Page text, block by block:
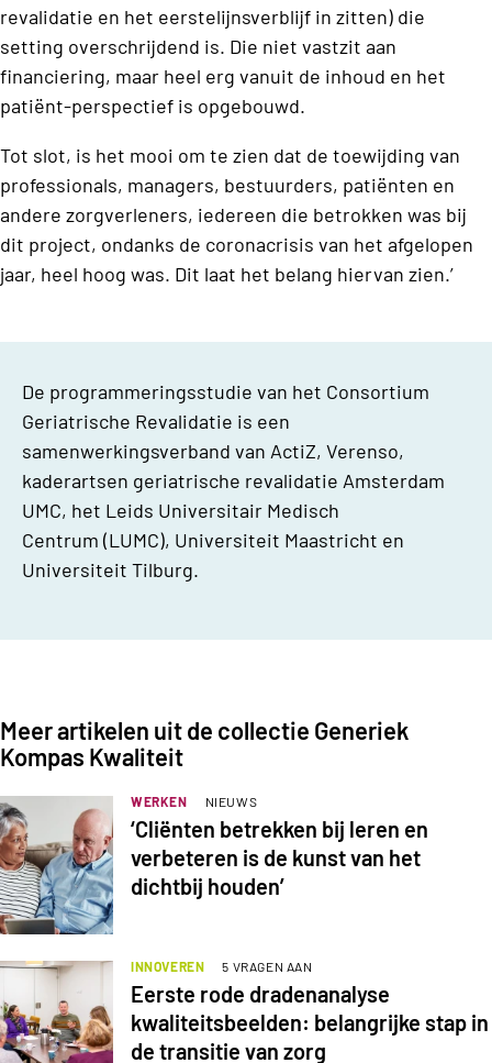
revalidatie en het eerstelijnsverblijf in zitten) die
setting overschrijdend is. Die niet vastzit aan
financiering, maar heel erg vanuit de inhoud en het
patiënt-perspectief is opgebouwd.
Tot slot, is het mooi om te zien dat de toewijding van
professionals, managers, bestuurders, patiënten en
andere zorgverleners, iedereen die betrokken was bij
dit project, ondanks de coronacrisis van het afgelopen
jaar, heel hoog was. Dit laat het belang hiervan zien.’
De programmeringsstudie van het Consortium
Geriatrische Revalidatie is een
samenwerkingsverband van ActiZ, Verenso,
kaderartsen geriatrische revalidatie Amsterdam
UMC, het Leids Universitair Medisch
Centrum (LUMC), Universiteit Maastricht en
Universiteit Tilburg.
Meer artikelen uit de collectie Generiek
Kompas Kwaliteit
WERKEN NIEUWS
‘Cliënten betrekken bij leren en
verbeteren is de kunst van het
dichtbij houden’
INNOVEREN 5 VRAGEN AAN
Eerste rode dradenanalyse
kwaliteitsbeelden: belangrijke stap in
de transitie van zorg